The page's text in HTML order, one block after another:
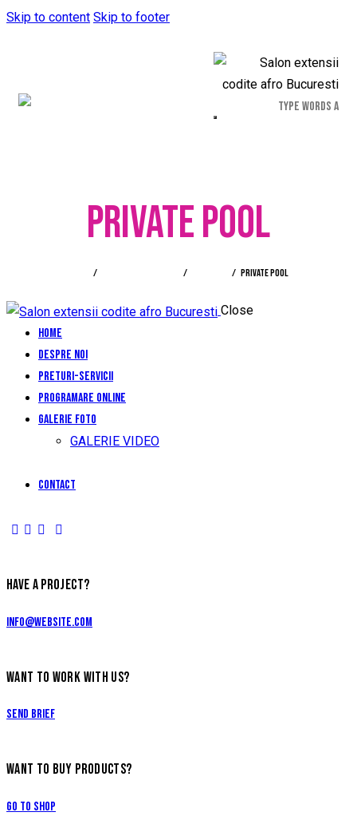
Skip to content Skip to footer
PRIVATE POOL
Private pool
Close
Home
Despre noi
Preturi-Servicii
Programare Online
Galerie foto
GALERIE VIDEO
Contact
HAVE A PROJECT?
info@website.com
WANT TO WORK WITH US?
Send Brief
WANT TO BUY PRODUCTS?
Go to Shop